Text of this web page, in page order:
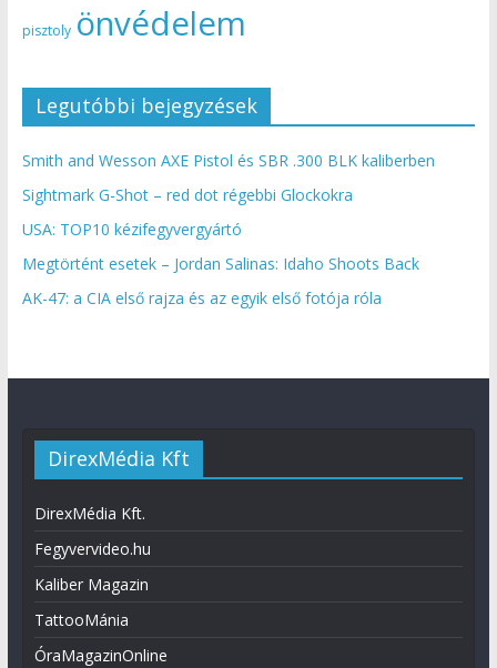
pisztoly önvédelem
Legutóbbi bejegyzések
Smith and Wesson AXE Pistol és SBR .300 BLK kaliberben
Sightmark G-Shot – red dot régebbi Glockokra
USA: TOP10 kézifegyvergyártó
Megtörtént esetek – Jordan Salinas: Idaho Shoots Back
AK-47: a CIA első rajza és az egyik első fotója róla
DirexMédia Kft
DirexMédia Kft.
Fegyvervideo.hu
Kaliber Magazin
TattooMánia
ÓraMagazinOnline